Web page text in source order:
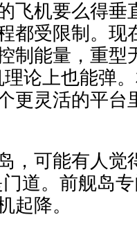
飞机要么得垂
都受限制。现
制能量，重型
论上也能弹
更灵活的平台
，可能有人觉
道。前舰岛
起降。